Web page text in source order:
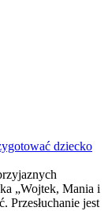
dziecko
„Wojtek, Mania i
Przesłuchanie jest